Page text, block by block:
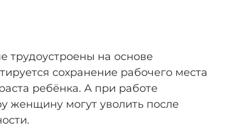
трудоустроены на основе
сохранение рабочего места
ребёнка. А при работе
женщину могут уволить после